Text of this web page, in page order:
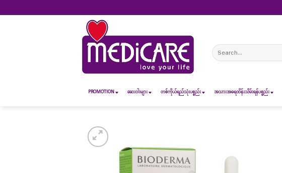
to
Search
for:
PROMOTION ဆေး၀ါးများ တစ်ကိုယ်ရည်သုံးပစ္စည်း အသားအရေထိန်းသိမ်းရန်ပစ္စည်း